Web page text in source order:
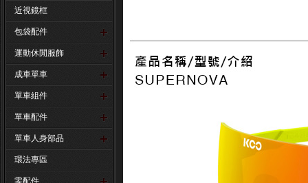
近視鏡框
包袋配件
運動休閒服飾
成車單車
單車組件
單車配件
單車人身部品
環法專區
零配件